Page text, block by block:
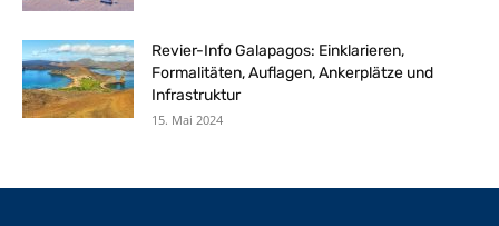
Revier-Info Galapagos: Einklarieren,
Formalitäten, Auflagen, Ankerplätze und
Infrastruktur
15. Mai 2024